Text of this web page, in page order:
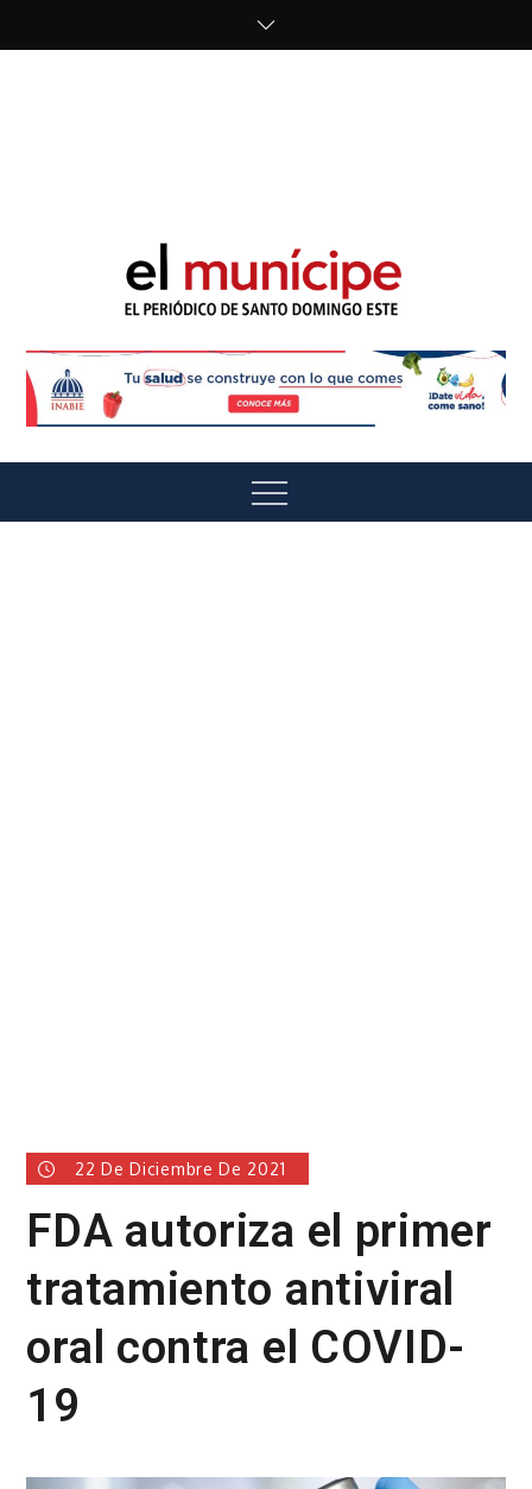
El Munícipe
Menu
22 De Diciembre De 2021
FDA autoriza el primer
tratamiento antiviral
oral contra el COVID-
19